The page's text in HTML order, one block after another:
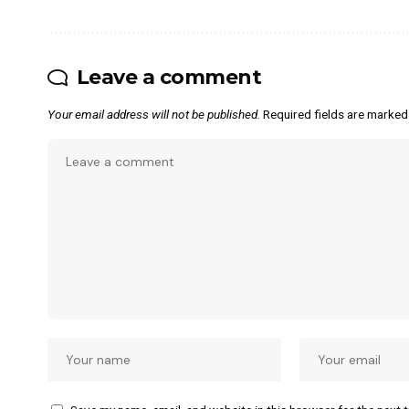
Leave a comment
Your email address will not be published. Required fields are